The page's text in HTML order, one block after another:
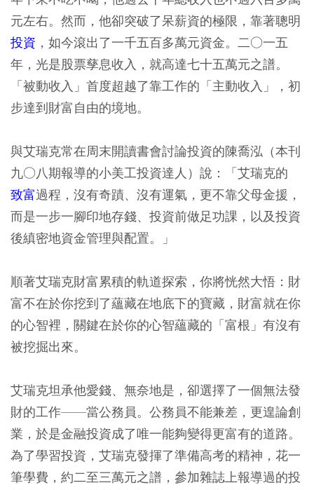
元左右。然而，他卻突破了呆薪資的極限，靠著聰明
投資 ，如今滾出了一千五百多萬元資金。二○一五
年，光是股票孳息收入，就高達七十五萬元之譜。
「被動收入」首度超越了靠工作的「主動收入」，初
步達到財富自由的境地。
與艾瑞克常在周末開讀書會討論投資的陳喬泓（本刊
九○八期報導的小美工投資達人）說：「艾瑞克的
致富過程，沒有奇蹟、沒有運氣，更不靠父母金援，
而是一步一腳印地存錢、投資前做足功課，以及投資
後縝密地資金管理與配置。」
順著艾瑞克財富累積的軌道探索，你將恍然大悟：財
富不在於你挖到了蘊藏在地底下的寶藏，財富就在你
的心智裡，關鍵在於你的心智蘊藏的「富根」有沒有
被挖掘出來。
艾瑞克坦承他愛錢、無奈地是，卻選擇了一個無法發
財的工作——當公務員。公務員不能兼差，更遑論創
業，於是金融投資成了唯一能夠變得更富有的道路。
為了學習投資，艾瑞克發揮了準備高考的精神，花一
筆學費，約二至三萬元之譜，參加雜誌上報導過的投